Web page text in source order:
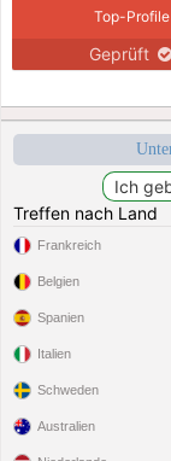
Top-Profile
Geprüft
Treffen nach Land
Frankreich
Belgien
Spanien
Italien
Schweden
Australien